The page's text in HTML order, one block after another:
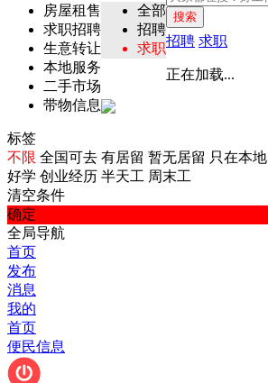
房屋租售
求职招聘
生意转让
本地服务
二手市场
带物信息
全部
招聘
求职
标签
不限 全国可去 有居留 暂无居留 只在本地
好学 创业经历 半天工 周末工
清空条件
确定
搜索
招聘 求职
正在加载...
全局导航
首页
发布
消息
我的
首页
便民信息